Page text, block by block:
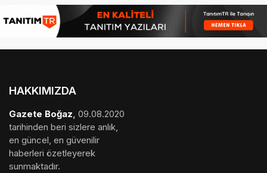
HAKKIMIZDA
Gazete Boğaz, 09.08.2020
tarihinden beri sizlere anlık,
en güncel, en güvenilir
haberleri özetleyerek
sunmaktadır.